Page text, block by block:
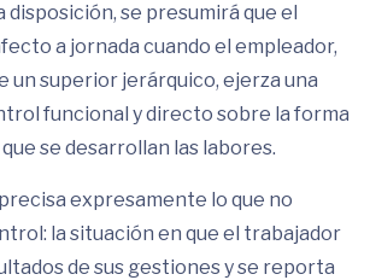
disposición, se presumirá que el
a jornada cuando el empleador,
un superior jerárquico, ejerza una
funcional y directo sobre la forma
se desarrollan las labores.
expresamente lo que no
la situación en que el trabajador
de sus gestiones y se reporta